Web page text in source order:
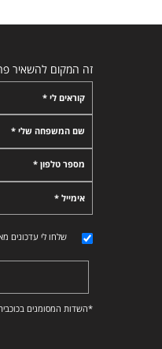
זה המקום להשאיר
קוראים לי *
שם המשפחה שלי *
מספר טלפון *
אימייל *
שלחו לי עדכונים
*השדות המסומנים